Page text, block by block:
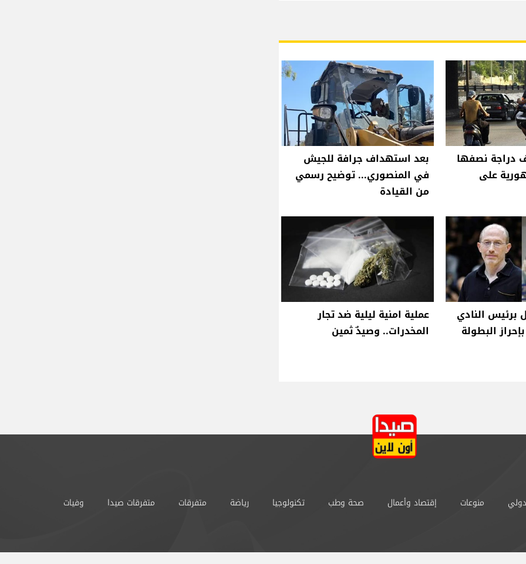
٨٠٠ ألف دراجة نصفها
على
بعد استهداف جرافة للجيش
في المنصوري... توضيح رسمي
من القيادة
برئيس النادي
البطولة
عملية امنية ليلية ضد تجار
المخدرات.. وصيدٌ ثمين
منوعات إقتصاد وأعمال صحة وطب تكنولوجيا رياضة متفرقات متفرقات صيدا وفيات